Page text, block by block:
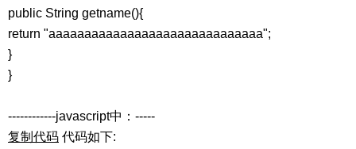
public String getname(){
return "aaaaaaaaaaaaaaaaaaaaaaaaaaaaaa";
}
}
------------javascript中：-----
复制代码 代码如下: